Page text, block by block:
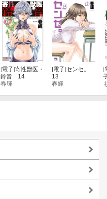
[電子]寄性獣医・
鈴音 14
春輝
[電子]センセ。
13
春輝
[